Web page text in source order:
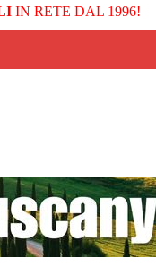
IN RETE DAL 1996!